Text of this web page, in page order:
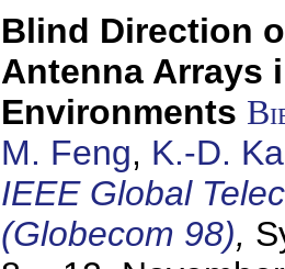
Blind Direction
Antenna Arrays
Environments
M. Feng, K.-D.
IEEE Global
(Globecom 98),